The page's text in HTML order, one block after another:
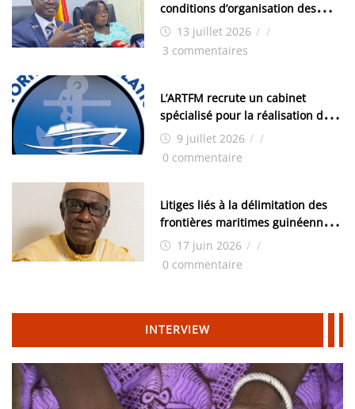
conditions d’organisation des
examens nationaux : « Si ce sont
les élections, on trouve tous les
13 juillet 2026 / /
3 commentaires
L’ARTFM recrute un cabinet
spécialisé pour la réalisation des
études techniques
9 juillet 2026 / /
0 commentaire
Litiges liés à la délimitation des
frontières maritimes guinéennes:
Idrissa Chérif écrit au ministre
des Hydrocarbures
17 juin 2026 / /
0 commentaire
INTERVIEW